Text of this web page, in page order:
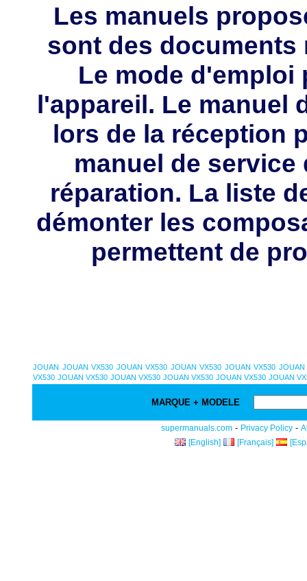
Les manuels
sont des documents
Le mode d'emploi
l'appareil. Le manuel
lors de la réception
manuel de
réparation. La liste
démonter les
permettent de
JOUAN JOUAN VX530 JOUAN VX530 JOUAN VX530 JOUAN VX530 JOUAN
VX530 JOUAN VX530 JOUAN VX530 JOUAN VX530 JOUAN VX530 JOUAN
MARQUE + MODELE
supermanuals.com - Privacy Policy -
[English]
[Français]